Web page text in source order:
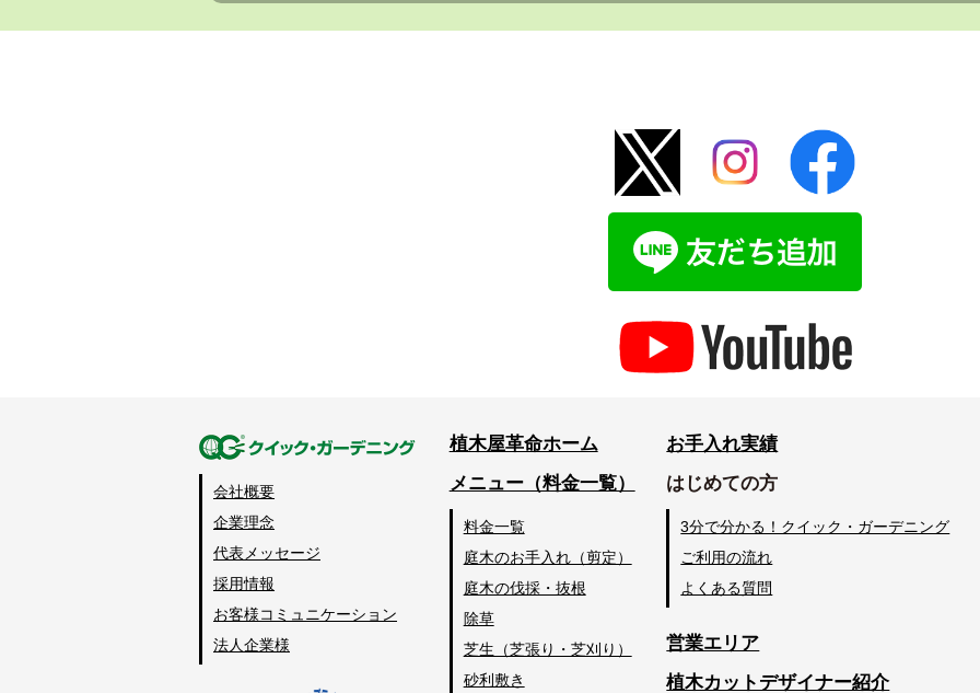
会社概要
企業理念
代表メッセージ
採用情報
お客様コミュニケーション
法人企業様
植木屋革命ホーム
メニュー（料金一覧）
料金一覧
庭木のお手入れ（剪定）
庭木の伐採・抜根
除草
芝生（芝張り・芝刈り）
砂利敷き
お手入れ実績
はじめての方
3分で分かる！クイック・ガーデニング
ご利用の流れ
よくある質問
営業エリア
植木カットデザイナー紹介